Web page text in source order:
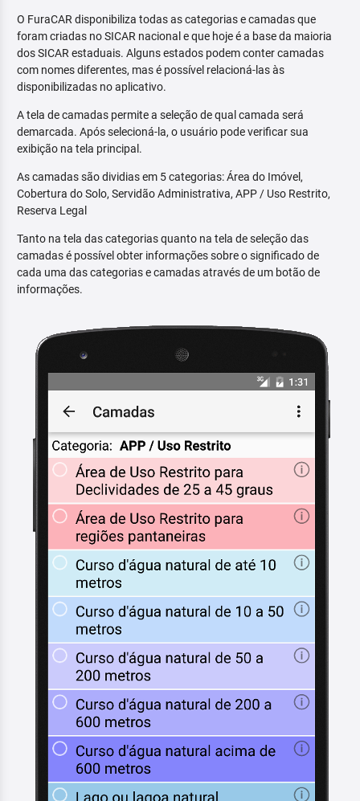
O FuraCAR disponibiliza todas as categorias e camadas que
foram criadas no SICAR nacional e que hoje é a base da maioria
dos SICAR estaduais. Alguns estados podem conter camadas
com nomes diferentes, mas é possível relacioná-las às
disponibilizadas no aplicativo.
A tela de camadas permite a seleção de qual camada será
demarcada. Após selecioná-la, o usuário pode verificar sua
exibição na tela principal.
As camadas são dividias em 5 categorias: Área do Imóvel,
Cobertura do Solo, Servidão Administrativa, APP / Uso Restrito,
Reserva Legal
Tanto na tela das categorias quanto na tela de seleção das
camadas é possível obter informações sobre o significado de
cada uma das categorias e camadas através de um botão de
informações.